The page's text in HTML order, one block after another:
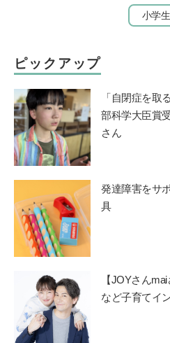
小学生
ピックアップ
「自閉症を取
部科学大臣賞
さん
発達障害をサ
具
【JOYさん
など子育てイ